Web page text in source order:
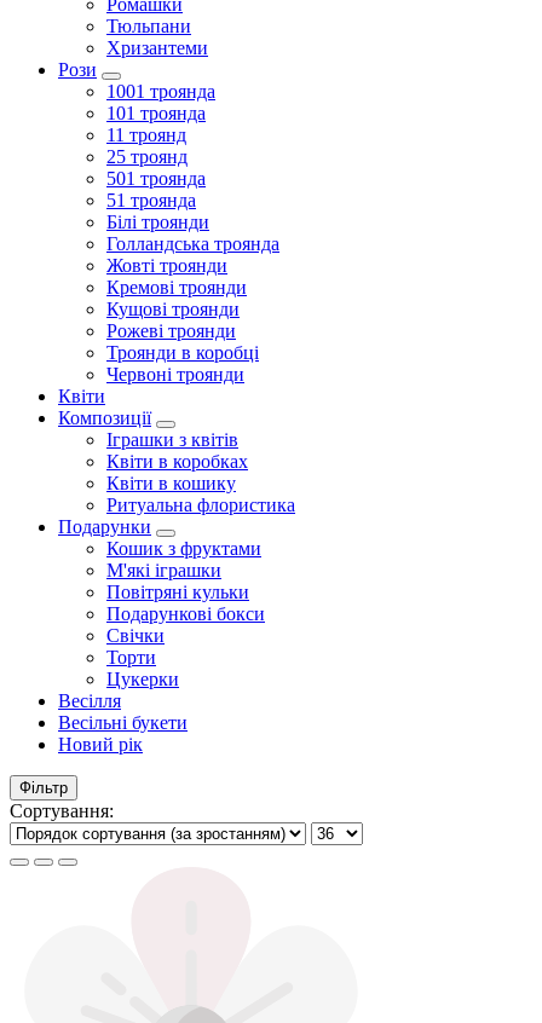
Ромашки
Тюльпани
Хризантеми
Рози
1001 троянда
101 троянда
11 троянд
25 троянд
501 троянда
51 троянда
Білі троянди
Голландська троянда
Жовті троянди
Кремові троянди
Кущові троянди
Рожеві троянди
Троянди в коробці
Червоні троянди
Квіти
Композиції
Іграшки з квітів
Квіти в коробках
Квіти в кошику
Ритуальна флористика
Подарунки
Кошик з фруктами
М'які іграшки
Повітряні кульки
Подарункові бокси
Свічки
Торти
Цукерки
Весілля
Весільні букети
Новий рік
Фільтр
Сортування: